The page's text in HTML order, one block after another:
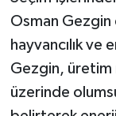
Osman Gezgin
hayvancılık ve
Gezgin, üretim
üzerinde